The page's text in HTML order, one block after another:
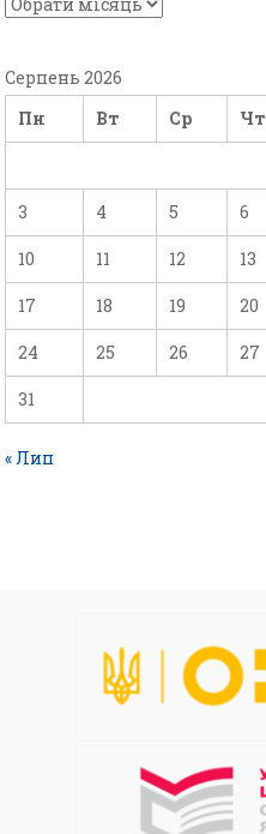
Серпень 2026
Пн
Вт Ср Чт
3 4 5 6
10 11 12 13
17 18 19 20
24 25 26 27
31
« Лип